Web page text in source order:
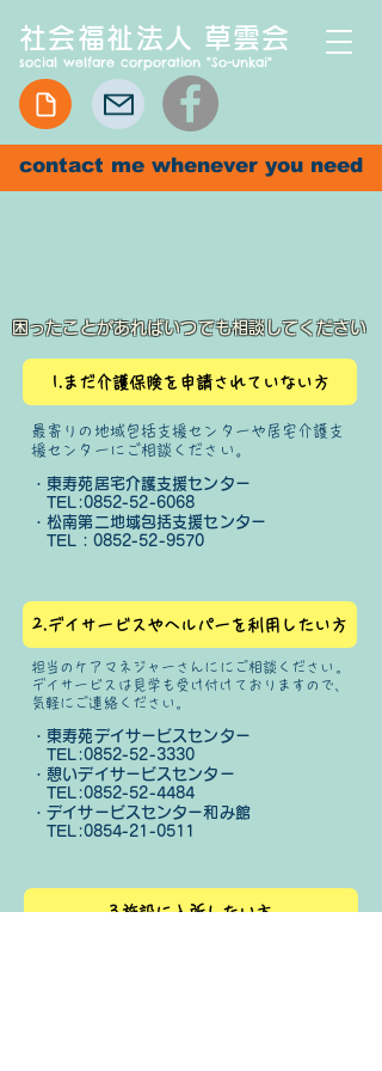
社会福祉法人 草雲会
social welfare corporation "So-unkai"
contact me whenever you need
困ったことがあればいつでも相談してください
1.まだ介護保険を申請されていない方
最寄りの地域包括支援センターや居宅介護支
援センターにご相談ください。
・東寿苑居宅介護支援センター
​ TEL:0852-52-6068
・松南第二地域包括支援センター
​ TEL：0852-52-9570
2.デイサービスやヘルパーを利用したい方
担当のケアマネジャーさんににご相談ください。
​デイサービスは見学も受け付けておりますので、
気軽にご連絡ください。
・東寿苑デイサービスセンター
​ TEL:0852-52-3330
・憩いデイサービスセンター
​ TEL:0852-52-4484
・デイサービスセンター和み館
​ TEL:0854-21-0511
3.施設に入所したい方